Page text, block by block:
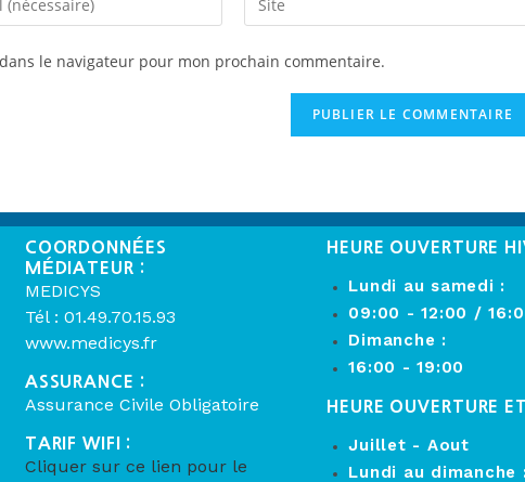
le navigateur pour mon prochain commentaire.
COORDONNÉES
MÉDIATEUR :
MEDICYS
Tél : 01.49.70.15.93
www.medicys.fr
ASSURANCE :
Assurance Civile Obligatoire
TARIF WIFI :
Cliquer sur ce lien pour le
HEURE OUVERTURE
Lundi au samedi :
09:00 - 12:00 /
Dimanche :
16:00 - 19:00
HEURE OUVERTURE
Juillet - Aout
Lundi au dimanche :